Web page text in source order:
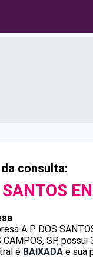
consulta:
A P DOS
CAMPOS, SP,
é BAIXADA e sua